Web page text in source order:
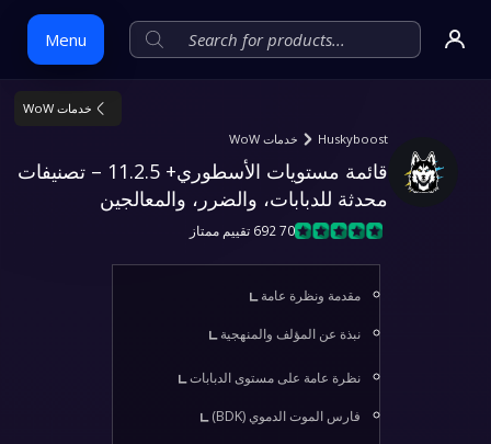
Menu
to
خدمات WoW
Huskyboost
خدمات WoW
محدثة للدبابات، والضرر، والمعالجين
70 692 تقييم ممتاز
مقدمة ونظرة عامة
نبذة عن المؤلف والمنهجية
نظرة عامة على مستوى الدبابات
فارس الموت الدموي (BDK)